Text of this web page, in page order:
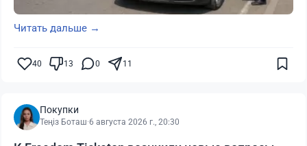
Читать дальше →
40 13 0 11
Покупки
Теңіз Боташ·6 августа 2026 г., 20:30